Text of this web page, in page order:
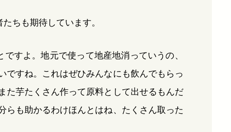
ちも期待しています。
すよ。地元で使って地産地消っていうの、
ですね。これはぜひみんなにも飲んでもらっ
た芋たくさん作って原料として出せるもんだ
らも助かるわけほんとはね、たくさん取った